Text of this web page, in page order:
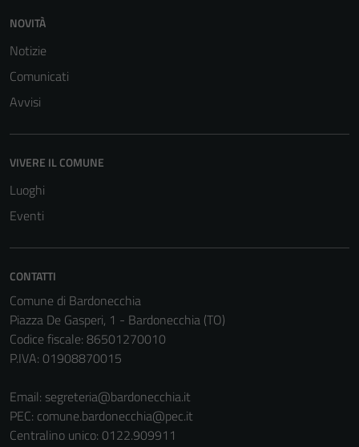
NOVITÀ
Notizie
Comunicati
Avvisi
VIVERE IL COMUNE
Luoghi
Eventi
CONTATTI
Comune di Bardonecchia
Piazza De Gasperi, 1 - Bardonecchia (TO)
Codice fiscale: 86501270010
P.IVA: 01908870015
Email: segreteria@bardonecchia.it
PEC: comune.bardonecchia@pec.it
Centralino unico: 0122.909911